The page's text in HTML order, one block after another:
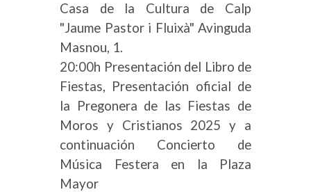
Casa de la Cultura de Calp
"Jaume Pastor i Fluixà" Avinguda
Masnou, 1.
20:00h Presentación del Libro de
Fiestas, Presentación oficial de
la Pregonera de las Fiestas de
Moros y Cristianos 2025 y a
continuación Concierto de
Música Festera en la Plaza
Mayor